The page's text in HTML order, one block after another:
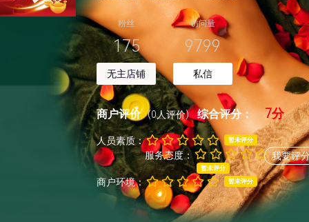
粉丝
175
无主店铺
访问量
9799
私信
商户评价 (0人评价)综合评分： 7分
人员素质： 暂未评分
服务态度：
暂未评分
商户环境： 暂未评分
我要评